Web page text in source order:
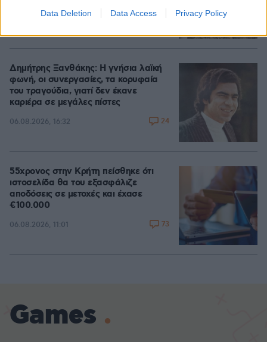
Data Deletion Data Access Privacy Policy
06.08.2026, 16:39 139
Δημήτρης Ξανθάκης: Η γνήσια λαϊκή
φωνή, οι συνεργασίες, τα κορυφαία
του τραγούδια, γιατί δεν έκανε
καριέρα σε μεγάλες πίστες
06.08.2026, 16:32 24
55χρονος στην Κρήτη πείσθηκε ότι
ιστοσελίδα θα του εξασφάλιζε
αποδόσεις σε μετοχές και έχασε
€100.000
06.08.2026, 11:01 73
Games